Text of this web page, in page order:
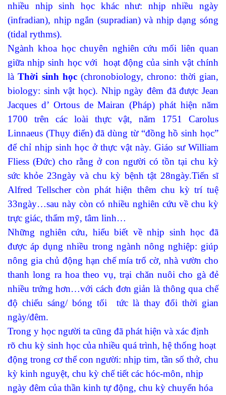
nhiều nhịp sinh học khác như: nhịp nhiều ngày
(infradian), nhịp ngắn (supradian) và nhịp dạng sóng
(tidal rythms).
Ngành khoa học chuyên nghiên cứu mối liên quan
giữa nhịp sinh học với hoạt động của sinh vật chính
làThời sinh học(chronobiology, chrono: thời gian,
biology: sinh vật học). Nhịp ngày đêm đã được Jean
Jacques d’ Ortous de Mairan (Pháp) phát hiện năm
1700 trên các loài thực vật, năm 1751 Carolus
Linnaeus (Thụy điển) đã dùng từ “đồng hồ sinh học”
để chỉ nhịp sinh học ở thực vật này. Giáo sư William
Fliess (Đức) cho rằng ở con người có tồn tại chu kỳ
sức khỏe 23ngày và chu kỳ bệnh tật 28ngày.Tiến sĩ
Alfred Tellscher còn phát hiện thêm chu kỳ trí tuệ
33ngày…sau này còn có nhiều nghiên cứu về chu kỳ
trực giác, thẩm mỹ, tâm linh…
Những nghiên cứu, hiểu biết về nhịp sinh học đã
được áp dụng nhiều trong ngành nông nghiệp: giúp
nông gia chủ động hạn chế mía trổ cờ, nhà vườn cho
thanh long ra hoa theo vụ, trại chăn nuôi cho gà đẻ
nhiều trứng hơn…với cách đơn giản là thông qua chế
độ chiếu sáng/ bóng tối tức là thay đổi thời gian
ngày/đêm.
Trong y học người ta cũng đã phát hiện và xác định
rõ chu kỳ sinh học của nhiều quá trình, hệ thống hoạt
động trong cơ thể con người: nhịp tim, tần số thở, chu
kỳ kinh nguyệt, chu kỳ chế tiết các hóc-môn, nhịp
ngày đêm của thần kinh tự động, chu kỳ chuyển hóa